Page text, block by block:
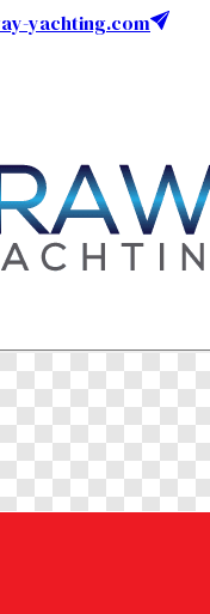
yachting.com